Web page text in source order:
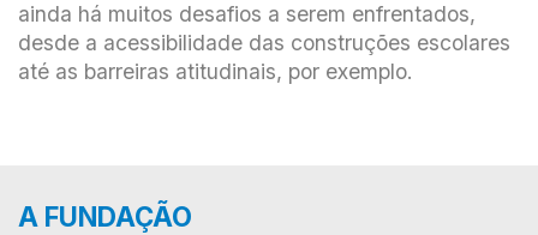
ainda há muitos desafios a serem enfrentados,
desde a acessibilidade das construções escolares
até as barreiras atitudinais, por exemplo.
A FUNDAÇÃO